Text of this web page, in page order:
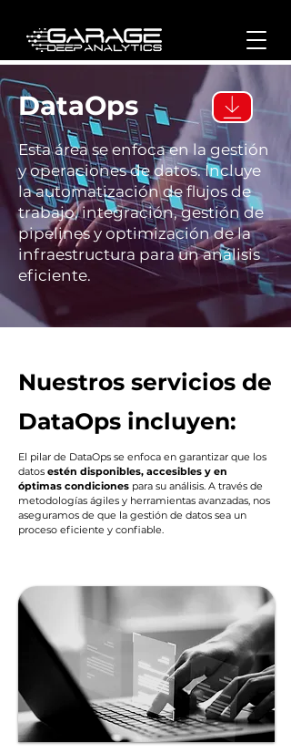
DataOps
Esta área se enfoca en la gestión
y operaciones de datos. Incluye
la automatización de flujos de
trabajo, integración, gestión de
pipelines y optimización de la
infraestructura para un análisis
eficiente.
Nuestros servicios de
DataOps incluyen:
El pilar de DataOps se enfoca en garantizar que los
datos estén disponibles, accesibles y en
óptimas condiciones para su análisis. A través de
metodologías ágiles y herramientas avanzadas, nos
aseguramos de que la gestión de datos sea un
proceso eficiente y confiable.